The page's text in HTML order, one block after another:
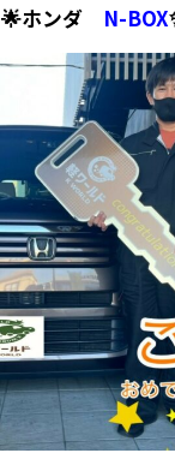
🌟ホンダ N-BOX